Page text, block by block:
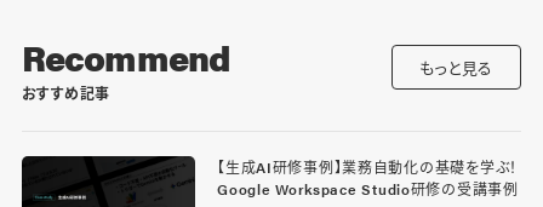
Recommend
おすすめ記事
もっと見る
【生成AI研修事例】業務自動化の基礎を学ぶ！
Google Workspace Studio研修の受講事例